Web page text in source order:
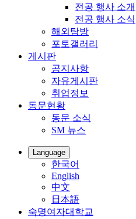
전공 행사 소개
전공 행사 소식
해외탐방
포토갤러리
게시판
공지사항
자유게시판
취업정보
동문현황
동문 소식
SM 뉴스
Language
한국어
English
中文
日本語
숙명여자대학교